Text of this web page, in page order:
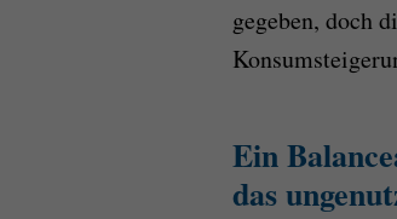
gegeben, doch
Ein
das